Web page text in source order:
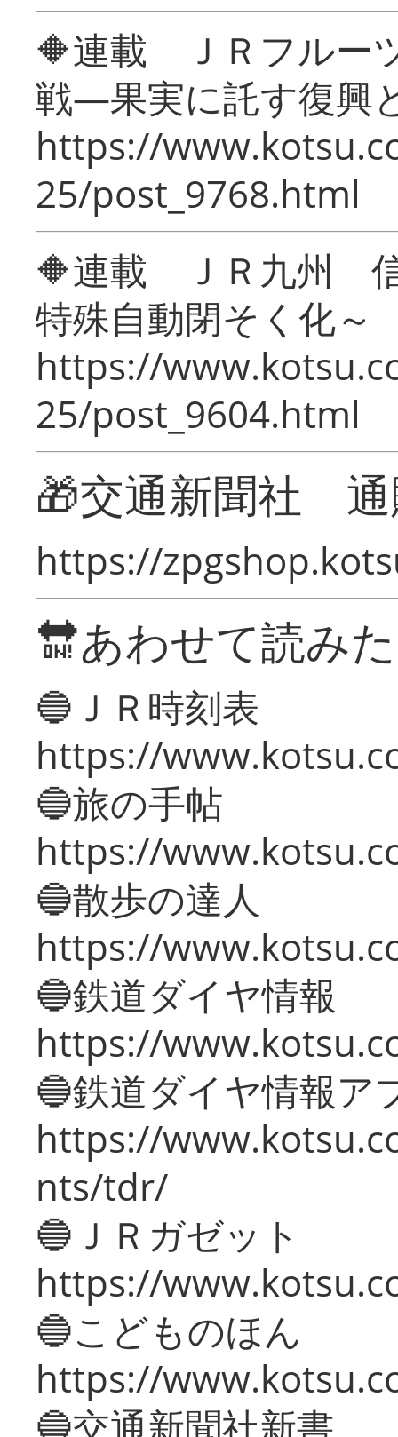
🔶連載 ＪＲフルー
戦―果実に託す復興
https://
25/post_9768.html
🔶連載 ＪＲ九州 信
特殊自動閉そく化～
https://
25/post_9604.html
🎁交通新聞社
https://
🔛あわせて読み
🔵ＪＲ時刻表
https://
🔵旅の手帖
https://
🔵散歩の達人
https://
🔵鉄道ダイヤ情報
https://
🔵鉄道ダイヤ情報ア
https://
nts/tdr/
🔵ＪＲガゼット
https://
🔵こどものほん
https://
🔵交通新聞社新書